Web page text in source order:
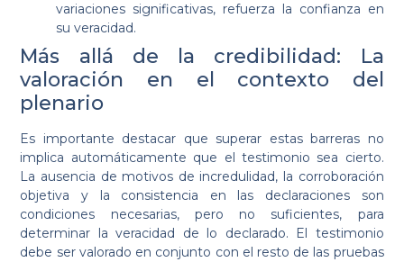
variaciones significativas, refuerza la confianza en
su veracidad.
Más allá de la credibilidad: La
valoración en el contexto del
plenario
Es importante destacar que superar estas barreras no
implica automáticamente que el testimonio sea cierto.
La ausencia de motivos de incredulidad, la corroboración
objetiva y la consistencia en las declaraciones son
condiciones necesarias, pero no suficientes, para
determinar la veracidad de lo declarado. El testimonio
debe ser valorado en conjunto con el resto de las pruebas